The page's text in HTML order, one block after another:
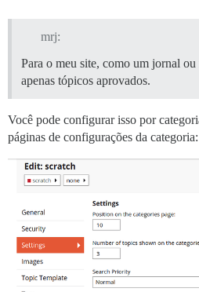
mrj:
Para o meu site, como um jornal
apenas tópicos aprovados.
Você pode configurar isso por
páginas de configurações da categoria: